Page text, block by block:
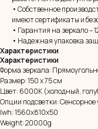
• Собственное
имеют сертификаты и
• Гарантия на зеркало –
• Надежная упаковка
Характеристики
Характеристики
Форма зеркала:
Размер: 150 х 75 см
Цвет: 6000К (холодный,
Опции подсветки: Сенсорное
lwh: 1560x810x50
Weight: 20000g
+7 (961) 595-72-73
E-mail:
Адрес: 350037, г. Краснодар,
х. им. Ленина, ДНТ Виктория,
ул. Казачья, д. 2А
zerkala@ksk23.ru
Остались вопросы?
Оставь заявку и мы с